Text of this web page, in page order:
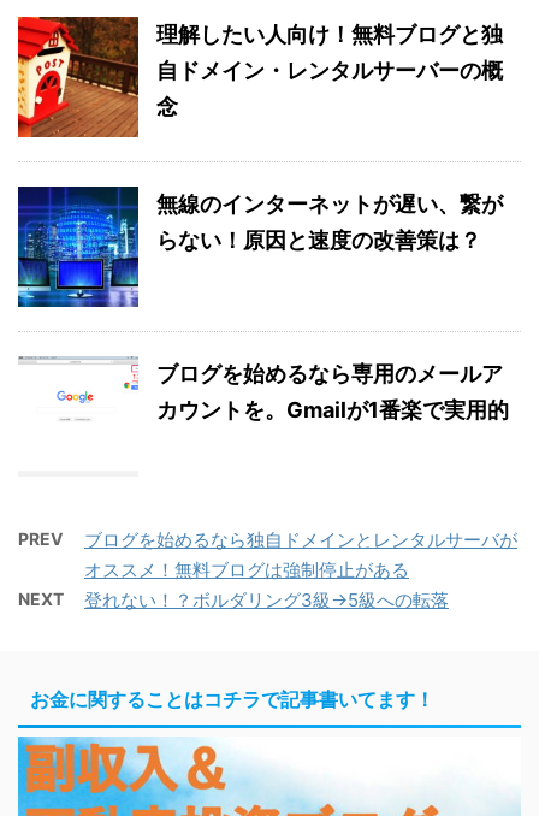
理解したい人向け！無料ブログと独
自ドメイン・レンタルサーバーの概
念
無線のインターネットが遅い、繋が
らない！原因と速度の改善策は？
ブログを始めるなら専用のメールア
カウントを。Gmailが1番楽で実用的
PREV
ブログを始めるなら独自ドメインとレンタルサーバが
オススメ！無料ブログは強制停止がある
NEXT 登れない！？ボルダリング3級→5級への転落
お金に関することはコチラで記事書いてます！